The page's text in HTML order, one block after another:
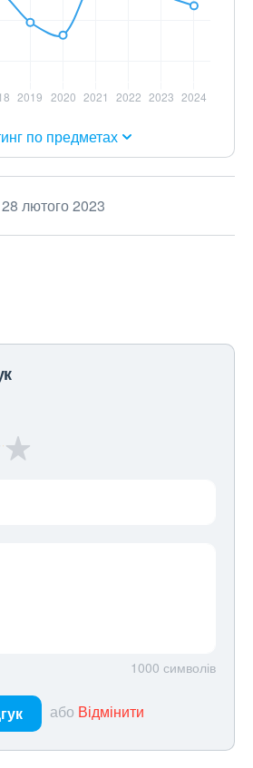
по предметах
лютого 2023
1000 символів
або Відмінити